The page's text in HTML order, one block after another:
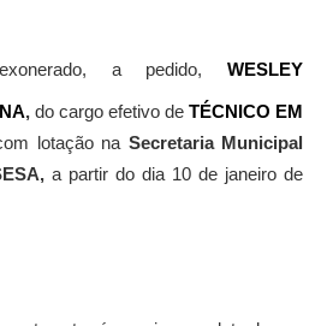
a pedido, WESLEY
, do cargo efetivo de TÉCNICO EM
lotação na Secretaria Municipal
a partir do dia 10 de janeiro de